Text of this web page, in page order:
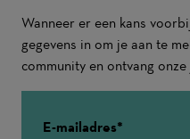
Wanneer er een kans
gegevens in om je aan te
community en ontvang
E-mailadres